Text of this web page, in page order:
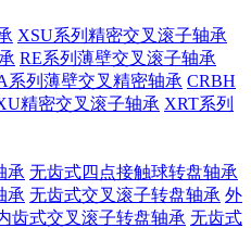
XSU系列精密交叉滚子轴承
RE系列薄壁交叉滚子轴承
系列薄壁交叉精密轴承 CRBH
精密交叉滚子轴承 XRT系列
承 无齿式四点接触球转盘轴承
承 无齿式交叉滚子转盘轴承 外
齿式交叉滚子转盘轴承 无齿式